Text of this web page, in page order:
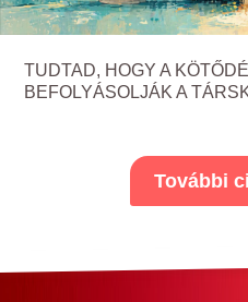
TUDTAD, HOGY A
BEFOLYÁSOLJÁK A
További